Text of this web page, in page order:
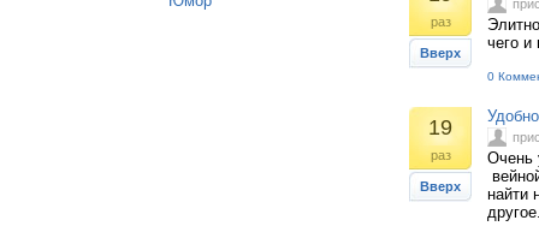
раз
Вверх
чего
0
19
раз
Вверх
Очень
найти